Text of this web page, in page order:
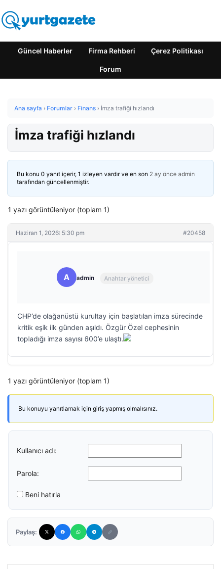
Güncel Haberler Firma Rehberi Çerez Politikası
Forum
Ana sayfa › Forumlar › Finans › İmza trafiği hızlandı
İmza trafiği hızlandı
Bu konu 0 yanıt içerir, 1 izleyen vardır ve en son 2 ay önce admin
tarafından güncellenmiştir.
1 yazı görüntüleniyor (toplam 1)
Haziran 1, 2026: 5:30 pm #20458
A admin Anahtar yönetici
CHP’de olağanüstü kurultay için başlatılan imza sürecinde
kritik eşik ilk günden aşıldı. Özgür Özel cephesinin
topladığı imza sayısı 600’e ulaştı.
1 yazı görüntüleniyor (toplam 1)
Bu konuyu yanıtlamak için giriş yapmış olmalısınız.
Kullanıcı adı:
Parola:
Beni hatırla
Paylaş: